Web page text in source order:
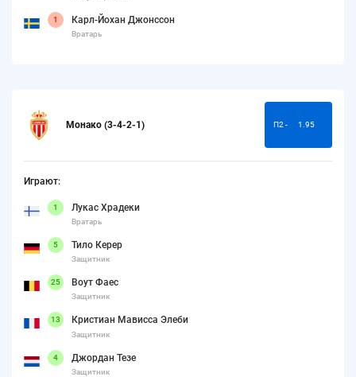
1 Карл-Йохан Джонссон
Вратарь
Монако (3-4-2-1) П2 - 1.95
Играют:
1 Лукас Храдеки
Вратарь
5 Тило Керер
Защитник
25 Воут Фаес
Защитник
13 Кристиан Мависса Элеби
Защитник
4 Джордан Тезе
Защитник